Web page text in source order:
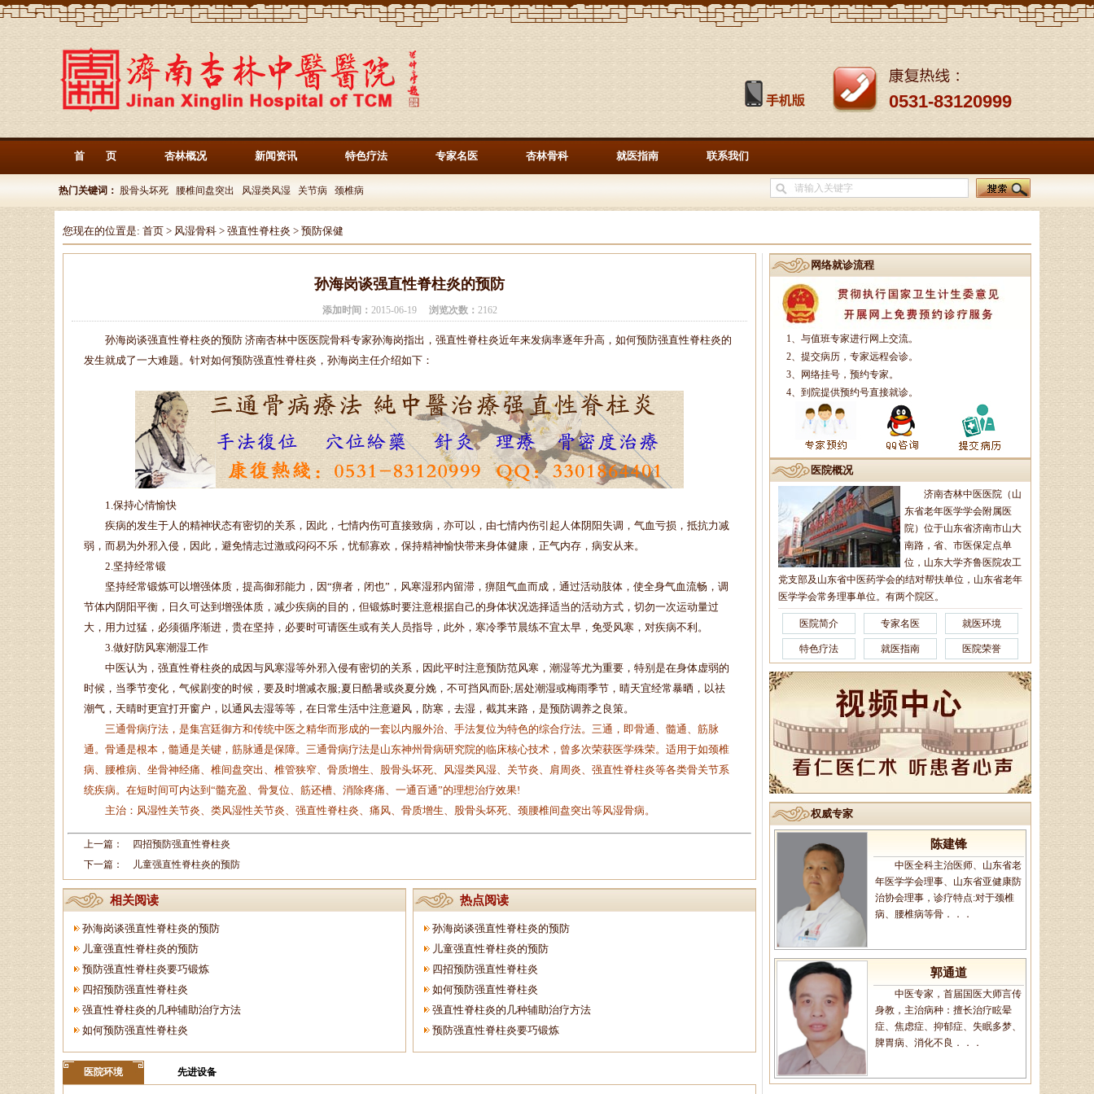
0531-83120999
首 页 杏林概况 新闻资讯 特色疗法 专家名医 杏林骨科 就医指南 联系我们
热门关键词： 股骨头坏死 腰椎间盘突出 风湿类风湿 关节病 颈椎病
您现在的位置是: 首页 > 风湿骨科 > 强直性脊柱炎 > 预防保健
孙海岗谈强直性脊柱炎的预防
添加时间： 2015-06-19 浏览次数： 2162
孙海岗谈强直性脊柱炎的预防 济南杏林中医医院骨科专家孙海岗指出，强直性脊柱炎近年来发病率逐年升高，如何预防强直性脊柱炎的
发生就成了一大难题。针对如何预防强直性脊柱炎，孙海岗主任介绍如下：
1.保持心情愉快
疾病的发生于人的精神状态有密切的关系，因此，七情内伤可直接致病，亦可以，由七情内伤引起人体阴阳失调，气血亏损，抵抗力减
弱，而易为外邪入侵，因此，避免情志过激或闷闷不乐，忧郁寡欢，保持精神愉快带来身体健康，正气内存，病安从来。
2.坚持经常锻
坚持经常锻炼可以增强体质，提高御邪能力，因“痹者，闭也”，风寒湿邪内留滞，痹阻气血而成，通过活动肢体，使全身气血流畅，调
节体内阴阳平衡，日久可达到增强体质，减少疾病的目的，但锻炼时要注意根据自己的身体状况选择适当的活动方式，切勿一次运动量过
大，用力过猛，必须循序渐进，贵在坚持，必要时可请医生或有关人员指导，此外，寒冷季节晨练不宜太早，免受风寒，对疾病不利。
3.做好防风寒潮湿工作
中医认为，强直性脊柱炎的成因与风寒湿等外邪入侵有密切的关系，因此平时注意预防范风寒，潮湿等尤为重要，特别是在身体虚弱的
时候，当季节变化，气候剧变的时候，要及时增减衣服;夏日酷暑或炎夏分娩，不可挡风而卧;居处潮湿或梅雨季节，晴天宜经常暴晒，以祛
潮气，天晴时更宜打开窗户，以通风去湿等等，在日常生活中注意避风，防寒，去湿，截其来路，是预防调养之良策。
三通骨病疗法，是集宫廷御方和传统中医之精华而形成的一套以内服外治、手法复位为特色的综合疗法。三通，即骨通、髓通、筋脉
通。骨通是根本，髓通是关键，筋脉通是保障。三通骨病疗法是山东神州骨病研究院的临床核心技术，曾多次荣获医学殊荣。适用于如颈椎
病、腰椎病、坐骨神经痛、椎间盘突出、椎管狭窄、骨质增生、股骨头坏死、风湿类风湿、关节炎、肩周炎、强直性脊柱炎等各类骨关节系
统疾病。在短时间可内达到“髓充盈、骨复位、筋还槽、消除疼痛、一通百通”的理想治疗效果!
主治：风湿性关节炎、类风湿性关节炎、强直性脊柱炎、痛风、骨质增生、股骨头坏死、颈腰椎间盘突出等风湿骨病。
上一篇：
四招预防强直性脊柱炎
下一篇：
儿童强直性脊柱炎的预防
相关阅读
孙海岗谈强直性脊柱炎的预防
儿童强直性脊柱炎的预防
预防强直性脊柱炎要巧锻炼
四招预防强直性脊柱炎
强直性脊柱炎的几种辅助治疗方法
如何预防强直性脊柱炎
热点阅读
孙海岗谈强直性脊柱炎的预防
儿童强直性脊柱炎的预防
四招预防强直性脊柱炎
如何预防强直性脊柱炎
强直性脊柱炎的几种辅助治疗方法
预防强直性脊柱炎要巧锻炼
医院环境 先进设备
网络就诊流程
1、与值班专家进行网上交流。
2、提交病历，专家远程会诊。
3、网络挂号，预约专家。
4、到院提供预约号直接就诊。
医院概况
济南杏林中医医院（山
东省老年医学学会附属医
院）位于山东省济南市山大
南路，省、市医保定点单
位，山东大学齐鲁医院农工
党支部及山东省中医药学会的结对帮扶单位，山东省老年
医学学会常务理事单位。有两个院区。
医院简介 专家名医 就医环境
特色疗法 就医指南 医院荣誉
权威专家
病专家、中医妇科专家、山东省中
医学会风湿骨病专业委员会委员、
山东中医药学会．．．
副主任中医师、济南市名中医
专家，擅长治疗颈肩腰腿痛：疼痛
李莹莹
主治医生、御医传人、健康管
理：包括疲倦乏力、无食欲、消化
不良、便溏便秘、．．．
辛玉娥
主治医师、山东省老年医学学
会理事、山东省亚健康防治协会理
椎病，风湿性．．．
商登贵
执业中医师、健康管理师、名
老中医入室弟子，擅长治疗胃炎、
胃溃疡、胃下垂、鼻炎、哮喘、气
管炎、癫痫等。．．．
王恩梅
主任医师、山东省老年医学学
会理事、山东省亚健康防治协会理
事，对颈椎病、腰椎病、膝关节
病、股骨头坏死、．．．
陈建锋
中医全科主治医师、山东省老
年医学学会理事、山东省亚健康防
治协会理事，诊疗特点:对于颈椎
病、腰椎病等骨．．．
身教，主治病种：擅长治疗眩晕
症、焦虑症、抑郁症、失眠多梦、
脾胃病、消化不良．．．
从事男科临床工作10余年，主